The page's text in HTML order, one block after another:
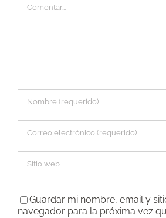
Guardar mi nombre, email y
navegador para la próxima vez